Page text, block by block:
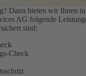
Dann bieten wir Ihnen
AG folgende
sind:
Check